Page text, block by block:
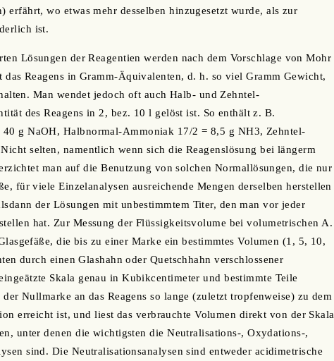
erfährt, wo etwas mehr desselben hinzugesetzt wurde, als zur
ist.
Lösungen der Reagentien werden nach dem Vorschlage von Mohr
Reagens in Gramm-Äquivalenten, d. h. so viel Gramm Gewicht,
Man wendet jedoch oft auch Halb- und Zehntel-
des Reagens in 2, bez. 10 l gelöst ist. So enthält z. B.
g NaOH, Halbnormal-Ammoniak 17/2 = 8,5 g NH3, Zehntel-
selten, namentlich wenn sich die Reagenslösung bei längerm
man auf die Benutzung von solchen Normallösungen, die nur
für viele Einzelanalysen ausreichende Mengen derselben herstellen
der Lösungen mit unbestimmtem Titer, den man vor jeder
hat. Zur Messung der Flüssigkeitsvolume bei volumetrischen A.
die bis zu einer Marke ein bestimmtes Volumen (1, 5, 10,
durch einen Glashahn oder Quetschhahn verschlossener
Skala genau in Kubikcentimeter und bestimmte Teile
Nullmarke an das Reagens so lange (zuletzt tropfenweise) zu dem
erreicht ist, und liest das verbrauchte Volumen direkt von der Skala
unter denen die wichtigsten die Neutralisations-, Oxydations-,
sind. Die Neutralisationsanalysen sind entweder acidimetrische